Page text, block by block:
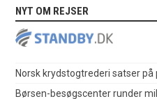
NYT OM REJSER
Norsk krydstogtrederi satser på
Børsen-besøgscenter runder